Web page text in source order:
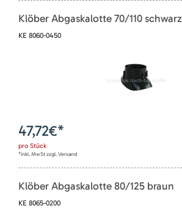
Klöber Abgaskalotte 70/110 schwarz
KE 8060-0450
47,72€*
pro Stück
*inkl. MwSt zzgl. Versand
Klöber Abgaskalotte 80/125 braun
KE 8065-0200